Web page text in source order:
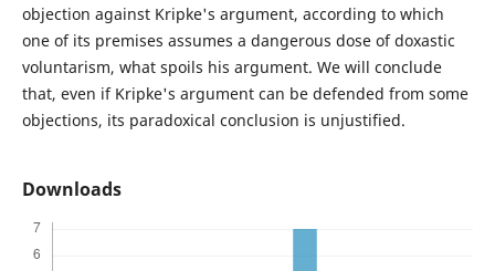
objection against Kripke's argument, according to which
one of its premises assumes a dangerous dose of doxastic
voluntarism, what spoils his argument. We will conclude
that, even if Kripke's argument can be defended from some
objections, its paradoxical conclusion is unjustified.
Downloads